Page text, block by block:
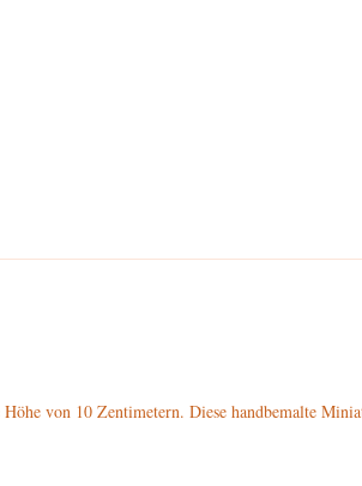
von 10 Zentimetern. Diese handbemalte